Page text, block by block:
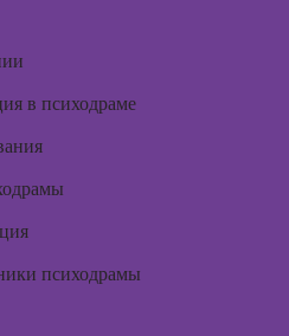
в психодраме
психодрамы